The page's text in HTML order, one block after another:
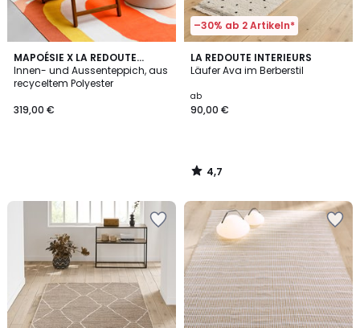
MAPOÉSIE X LA REDOUTE
INTÉRIEURS
Innen- und Aussenteppich, aus
recyceltem Polyester
319,00 €
–30% ab 2 Artikeln*
LA REDOUTE INTERIEURS
Läufer Ava im Berberstil
ab
90,00 €
4,7
/ 5
4,7
/